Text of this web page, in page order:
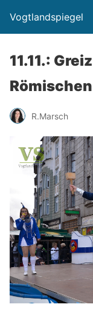
Vogtlandspiegel
11.11.:
R.Marsch